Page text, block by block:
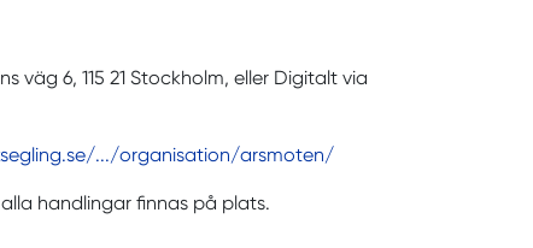
väg 6, 115 21 Stockholm, eller Digitalt via
.../organisation/arsmoten/
handlingar finnas på plats.